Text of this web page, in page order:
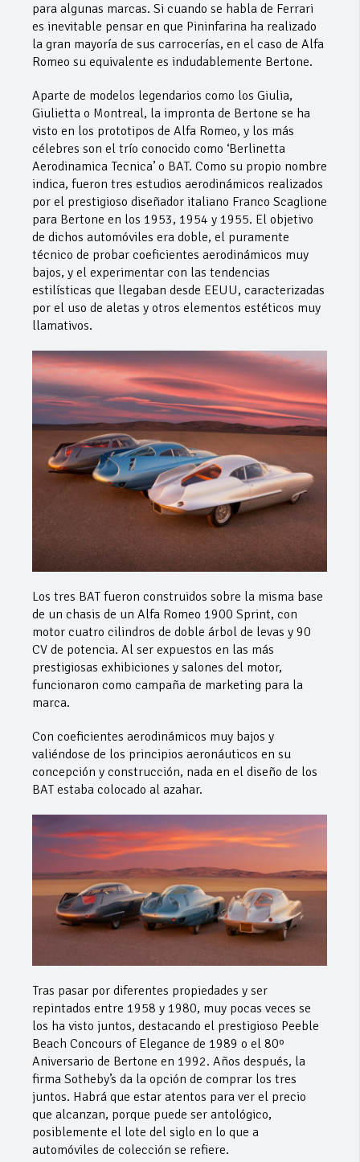
para algunas marcas. Si cuando se habla de Ferrari
es inevitable pensar en que Pininfarina ha realizado
la gran mayoría de sus carrocerías, en el caso de Alfa
Romeo su equivalente es indudablemente Bertone.
Aparte de modelos legendarios como los Giulia,
Giulietta o Montreal, la impronta de Bertone se ha
visto en los prototipos de Alfa Romeo, y los más
célebres son el trío conocido como ‘Berlinetta
Aerodinamica Tecnica’ o BAT. Como su propio nombre
indica, fueron tres estudios aerodinámicos realizados
por el prestigioso diseñador italiano Franco Scaglione
para Bertone en los 1953, 1954 y 1955. El objetivo
de dichos automóviles era doble, el puramente
técnico de probar coeficientes aerodinámicos muy
bajos, y el experimentar con las tendencias
estilísticas que llegaban desde EEUU, caracterizadas
por el uso de aletas y otros elementos estéticos muy
llamativos.
Los tres BAT fueron construidos sobre la misma base
de un chasis de un Alfa Romeo 1900 Sprint, con
motor cuatro cilindros de doble árbol de levas y 90
CV de potencia. Al ser expuestos en las más
prestigiosas exhibiciones y salones del motor,
funcionaron como campaña de marketing para la
marca.
Con coeficientes aerodinámicos muy bajos y
valiéndose de los principios aeronáuticos en su
concepción y construcción, nada en el diseño de los
BAT estaba colocado al azahar.
Tras pasar por diferentes propiedades y ser
repintados entre 1958 y 1980, muy pocas veces se
los ha visto juntos, destacando el prestigioso Peeble
Beach Concours of Elegance de 1989 o el 80º
Aniversario de Bertone en 1992. Años después, la
firma Sotheby’s da la opción de comprar los tres
juntos. Habrá que estar atentos para ver el precio
que alcanzan, porque puede ser antológico,
posiblemente el lote del siglo en lo que a
automóviles de colección se refiere.